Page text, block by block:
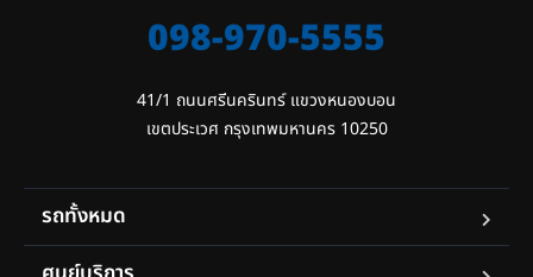
098-970-5555
41/1 ถนนศรีนครินทร์ แขวงหนองบอน
เขตประเวศ กรุงเทพมหานคร 10250
รถทั้งหมด